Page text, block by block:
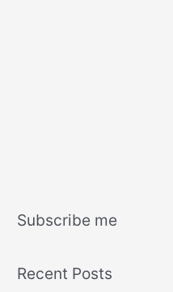
Subscribe me
Recent Posts